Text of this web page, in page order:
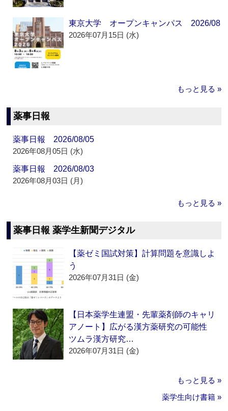
東京大学 オープンキャンパス 2026/08
2026年07月15日 (水)
もっと見る »
薬事日報
薬事日報 2026/08/05
2026年08月05日 (水)
薬事日報 2026/08/03
2026年08月03日 (月)
もっと見る »
薬事日報 薬学生新聞デジタル
【薬ゼミ国試対策】計算問題を意識しよ
う
2026年07月31日 (金)
【日本薬学生連盟・先輩薬剤師のキャリ
アノート】広がる漢方薬研究の可能性
ツムラ漢方研究…
2026年07月31日 (金)
もっと見る »
薬学生向け書籍 »